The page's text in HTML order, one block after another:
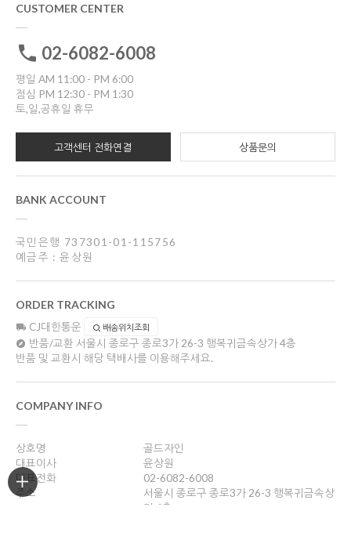
CUSTOMER CENTER
02-6082-6008
평일 AM 11:00 - PM 6:00
점심 PM 12:30 - PM 1:30
토,일,공휴일 휴무
고객센터 전화연결 상품문의
BANK ACCOUNT
국민은행 737301-01-115756
예금주 : 윤상원
ORDER TRACKING
CJ대한통운 배송위치조회
반품/교환 서울시 종로구 종로3가 26-3 행복귀금속상가 4층
반품 및 교환시 해당 택배사를 이용해주세요.
COMPANY INFO
상호명
골드자인
대표이사
윤상원
대표전화
02-6082-6008
주소
서울시 종로구 종로3가 26-3 행복귀금속상
가 4층